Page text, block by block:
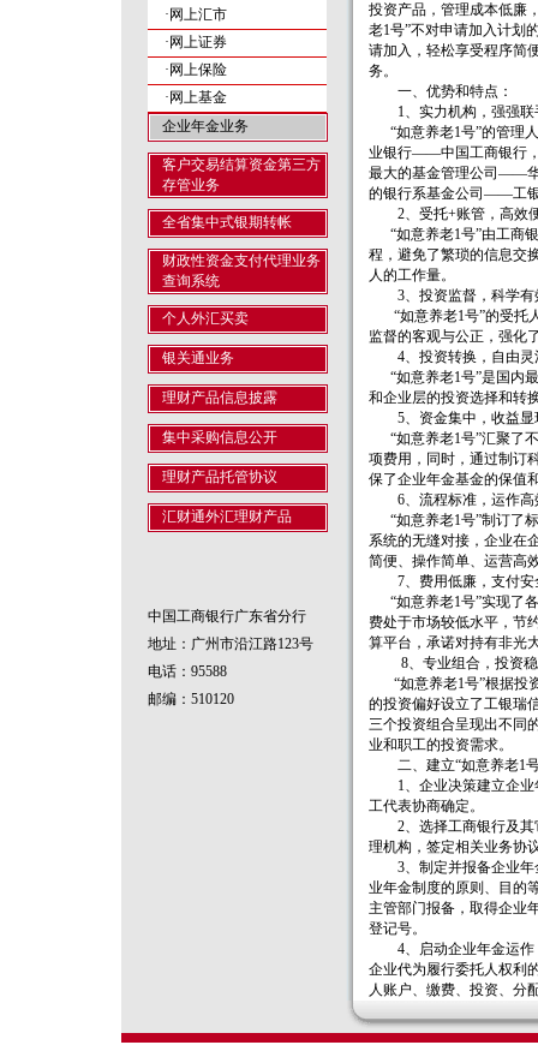
·网上汇市
·网上证券
·网上保险
·网上基金
企业年金业务
客户交易结算资金第三方
存管业务
全省集中式银期转帐
财政性资金支付代理业务
查询系统
个人外汇买卖
银关通业务
理财产品信息披露
集中采购信息公开
理财产品托管协议
汇财通外汇理财产品
中国工商银行广东省分行
地址：广州市沿江路123号
电话：95588
邮编：510120
投资产品，管理成本低廉
老1号”不对申请加入计划
请加入，轻松享受程序简
务。
一、优势和特点：
1、实力机构，强强联
“如意养老1号”的管理
业银行——中国工商银行
最大的基金管理公司——
的银行系基金公司——工
2、受托+账管，高效
“如意养老1号”由工商
程，避免了繁琐的信息交
人的工作量。
3、投资监督，科学有
“如意养老1号”的受托
监督的客观与公正，强化
4、投资转换，自由灵
“如意养老1号”是国内
和企业层的投资选择和转
5、资金集中，收益显
“如意养老1号”汇聚了
项费用，同时，通过制订
保了企业年金基金的保值
6、流程标准，运作高
“如意养老1号”制订了
系统的无缝对接，企业在
简便、操作简单、运营高
7、费用低廉，支付安
“如意养老1号”实现了
费处于市场较低水平，节
算平台，承诺对持有非光
8、专业组合，投资
“如意养老1号”根据投
的投资偏好设立了工银瑞
三个投资组合呈现出不同
业和职工的投资需求。
二、建立“如意养老1号
1、企业决策建立企业
工代表协商确定。
2、选择工商银行及其
理机构，签定相关业务协
3、制定并报备企业年
业年金制度的原则、目的
主管部门报备，取得企业
登记号。
4、启动企业年金运作
企业代为履行委托人权利
人账户、缴费、投资、分